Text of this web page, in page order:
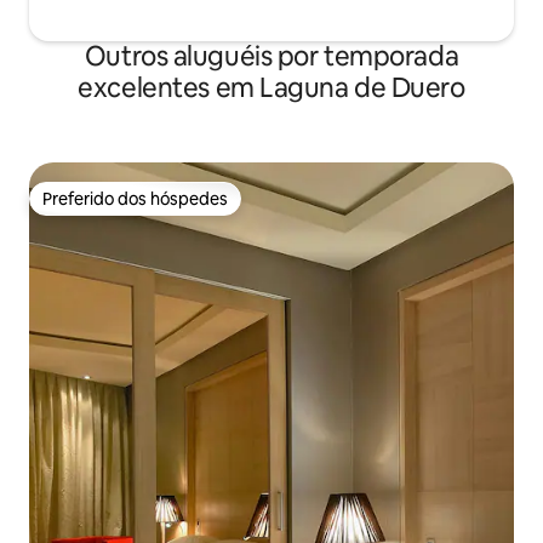
Duero.
Outros aluguéis por temporada
excelentes em Laguna de Duero
Preferido dos hóspedes
Preferido dos hóspedes